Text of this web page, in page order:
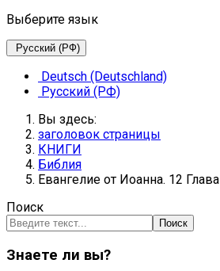
Выберите язык
Русский (РФ)
Deutsch (Deutschland)
Русский (РФ)
Вы здесь:
заголовок страницы
КНИГИ
Библия
Евангелие от Иоанна. 12 Глава
Поиск
Поиск
Знаете ли вы?